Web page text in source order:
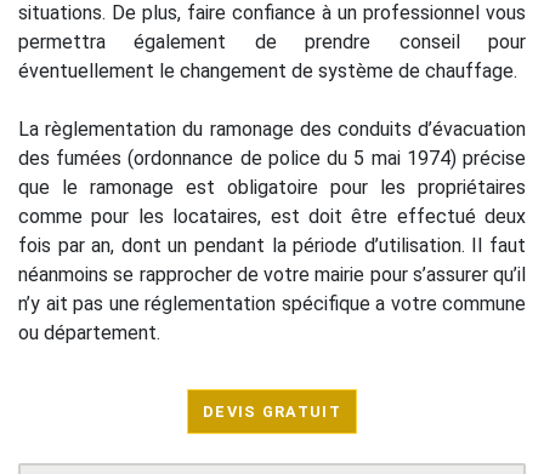
situations. De plus, faire confiance à un professionnel vous
permettra également de prendre conseil pour
éventuellement le changement de système de chauffage.
La règlementation du ramonage des conduits d’évacuation
des fumées (ordonnance de police du 5 mai 1974) précise
que le ramonage est obligatoire pour les propriétaires
comme pour les locataires, est doit être effectué deux
fois par an, dont un pendant la période d’utilisation. Il faut
néanmoins se rapprocher de votre mairie pour s’assurer qu’il
n’y ait pas une réglementation spécifique a votre commune
ou département.
DEVIS GRATUIT